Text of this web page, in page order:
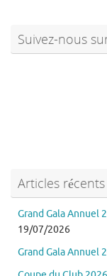
Suivez-nous
Articles récents
Grand Gala Annuel
19/07/2026
Grand Gala Annuel